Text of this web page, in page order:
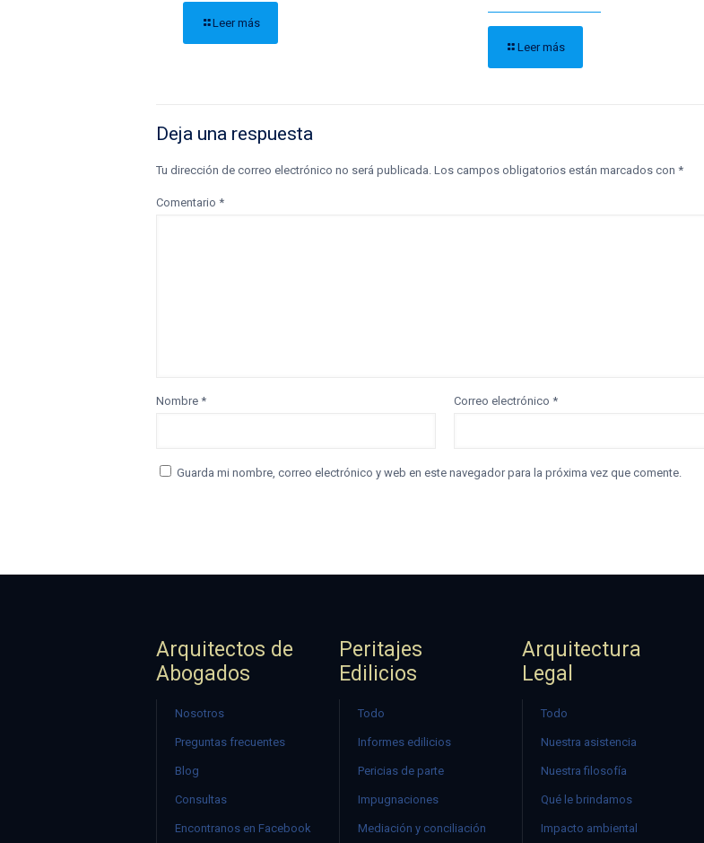
Leer más
Leer más
Deja una respuesta
Tu dirección de correo electrónico no será publicada. Los campos obligatorios están marcados con *
Comentario *
Nombre * Correo electrónico *
Guarda mi nombre, correo electrónico y web en este navegador para la próxima vez que comente.
Arquitectos de
Abogados
Nosotros
Preguntas frecuentes
Blog
Consultas
Encontranos en Facebook
Peritajes
Edilicios
Todo
Informes edilicios
Pericias de parte
Impugnaciones
Mediación y conciliación
Arquitectura
Legal
Todo
Nuestra asistencia
Nuestra filosofía
Qué le brindamos
Impacto ambiental